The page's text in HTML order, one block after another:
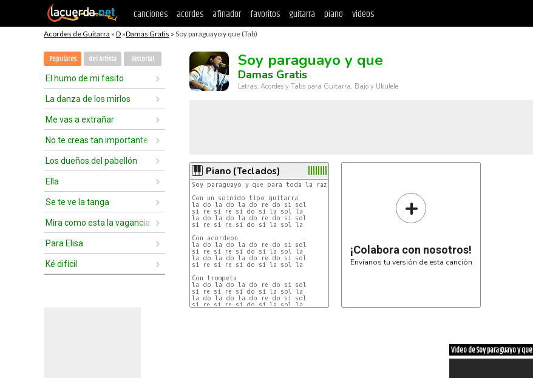
canciones acordes afinador favoritos guitarra piano videos
Acordes de Guitarra » D »Damas Gratis » Soy paraguayo y que (Tab)
Populares del Artista Historial
El humo de mi fasito
La danza de los mirlos
Me vas a extrañar
No te creas tan importante
Los dueños del pabellón
Ella
Se te ve la tanga
Mira como esta la vagancia
Para Elisa
Ké difícil
Soy paraguayo y que
Damas Gratis
Letras, Acordes y Tabs para Guitarra, Bajo y Ukulele
Piano (Teclados)
Soy paraguayo y que para toda la raza......
Con un soinido tipo guitarra
la do la do la do re do si sol
si re si re si do si la sol la
la do la do la do re do si sol
si re si re si do si la sol la
Con acordeon
la do la do la do re do si sol
si re si re si do si la sol la
la do la do la do re do si sol
si re si re si do si la sol la
Con trompeta
la do la do la do re do si sol
si re si re si do si la sol la
la do la do la do re do si sol
si re si re si do si la sol la
+
¡Colabora con nosotros!
Envíanos tu versión de esta canción
Video de Soy paraguayo y que